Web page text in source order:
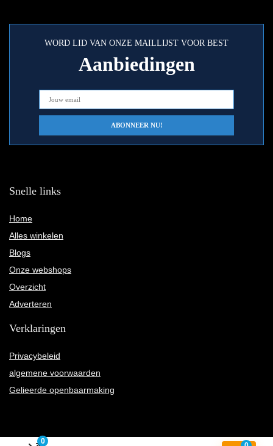
0
WORD LID VAN ONZE MAILLIJST VOOR BEST
Aanbiedingen
Snelle links
Home
Alles winkelen
Blogs
Onze webshops
Overzicht
Adverteren
Verklaringen
Privacybeleid
algemene voorwaarden
Gelieerde openbaarmaking